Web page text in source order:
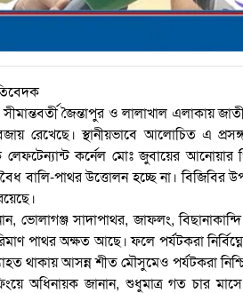
জৈন্তাপুর ও লালাখাল এলাকায়
রেখেছে। স্থানীয়ভাবে আলোচিত এ
লেফটেন্যান্ট কর্নেল মোঃ জুবায়ের
বালি-পাথর উত্তোলন হচ্ছে না। বিজিবির
ভোলাগঞ্জ সাদাপাথর, জাফলং,
পাথর অক্ষত আছে। ফলে পর্যটকরা
থাকায় আসন্ন শীত মৌসুমেও পর্যটকরা
অধিনায়ক জানান, শুধুমাত্র গত চার